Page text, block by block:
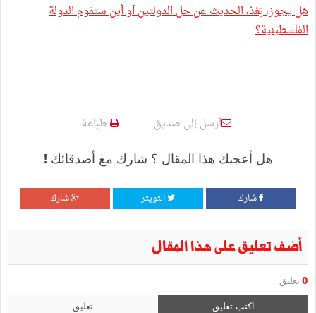
هل يجوز، بَعْدُ، الحديث عن حل الدولتين أو أين ستقوم الدولة
الفلسطينية؟
أرسل إلى صديق طباعة
هل أعجبك هذا المقال ؟ شارك مع أصدقائك !
شارك التويتر شارك
أضف تعليق على هذا المقال
0 تعليق
اكتب تعليق تعليق